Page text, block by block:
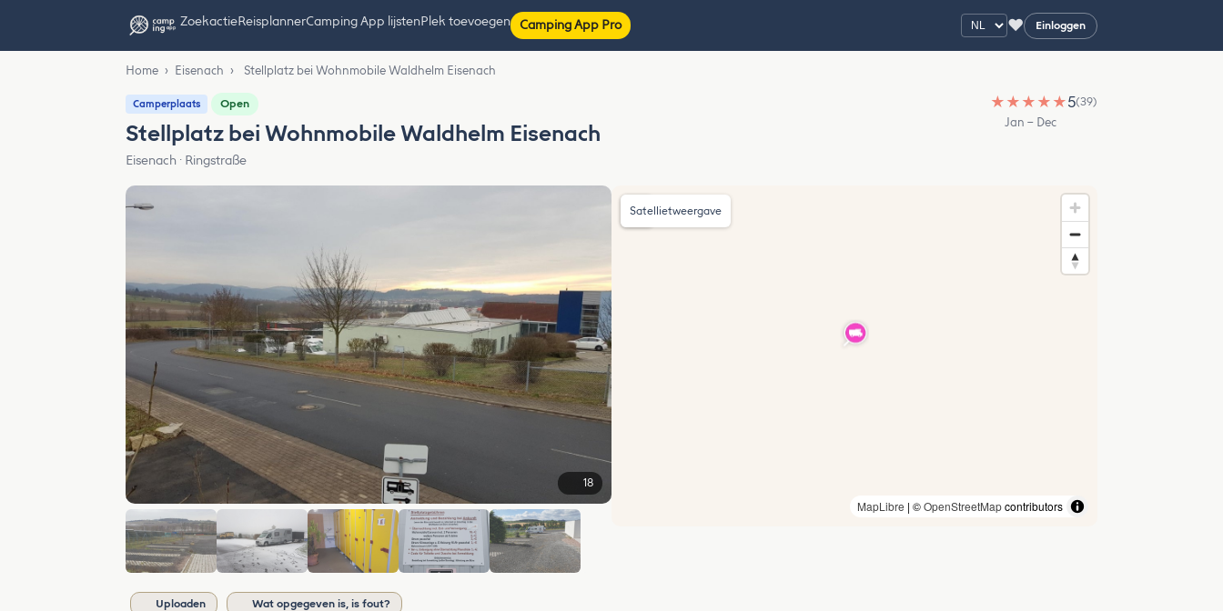
ZoekactieReisplannerCamping App lijstenPlek toevoegen Camping App Pro ♥ Einloggen
Home › Eisenach › Stellplatz bei Wohnmobile Waldhelm Eisenach
Camperplaats Open
Stellplatz bei Wohnmobile Waldhelm Eisenach
Eisenach · Ringstraße
★ ★ ★ ★ ★5(39)
Jan – Dec
18
MapLibre | ©OpenStreetMapcontributors
Satellietweergave
Uploaden Wat opgegeven is, is fout?